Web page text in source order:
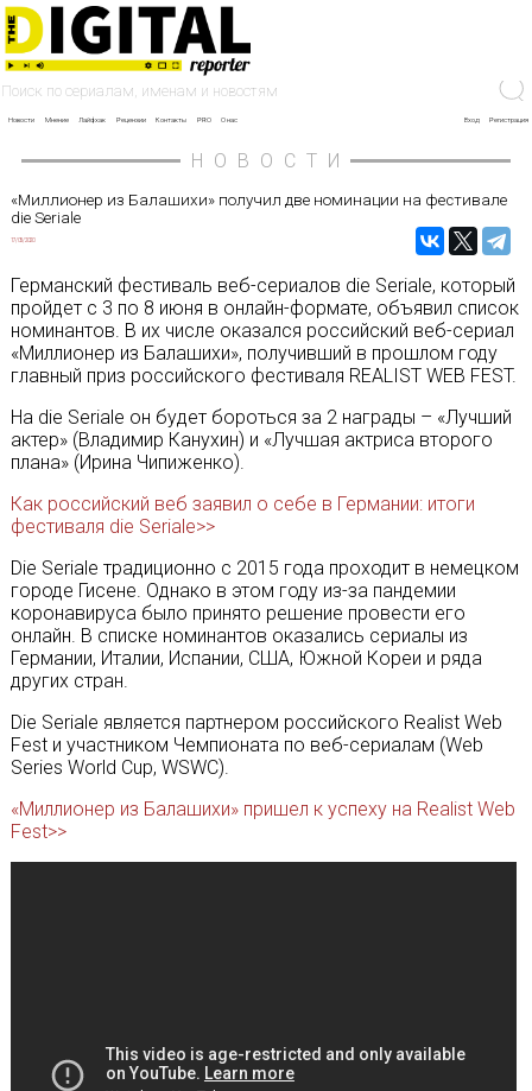
Новости Мнение Лайфхак Рецензии Контакты PRO О нас Вход Регистрация
НОВОСТИ
«Миллионер из Балашихи» получил две номинации на фестивале
die Seriale
17/05/2020
Германский фестиваль веб-сериалов die Seriale, который
пройдет с 3 по 8 июня в онлайн-формате, объявил список
номинантов. В их числе оказался российский веб-сериал
«Миллионер из Балашихи», получивший в прошлом году
главный приз российского фестиваля REALIST WEB FEST.
На die Seriale он будет бороться за 2 награды – «Лучший
актер» (Владимир Канухин) и «Лучшая актриса второго
плана» (Ирина Чипиженко).
Как российский веб заявил о себе в Германии: итоги
фестиваля die Seriale>>
Die Seriale традиционно с 2015 года проходит в немецком
городе Гисене. Однако в этом году из-за пандемии
коронавируса было принято решение провести его
онлайн. В списке номинантов оказались сериалы из
Германии, Италии, Испании, США, Южной Кореи и ряда
других стран.
Die Seriale является партнером российского Realist Web
Fest и участником Чемпионата по веб-сериалам (Web
Series World Cup, WSWC).
«Миллионер из Балашихи» пришел к успеху на Realist Web
Fest>>